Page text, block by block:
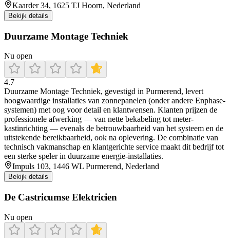
Kaarder 34, 1625 TJ Hoorn, Nederland
Bekijk details
Duurzame Montage Techniek
Nu open
4.7
Duurzame Montage Techniek, gevestigd in Purmerend, levert
hoogwaardige installaties van zonnepanelen (onder andere Enphase-
systemen) met oog voor detail en klantwensen. Klanten prijzen de
professionele afwerking — van nette bekabeling tot meter-
kastinrichting — evenals de betrouwbaarheid van het systeem en de
uitstekende bereikbaarheid, ook na oplevering. De combinatie van
technisch vakmanschap en klantgerichte service maakt dit bedrijf tot
een sterke speler in duurzame energie-installaties.
Impuls 103, 1446 WL Purmerend, Nederland
Bekijk details
De Castricumse Elektricien
Nu open